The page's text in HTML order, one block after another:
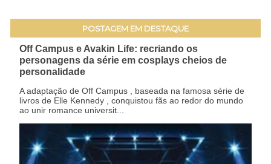
POSTAGEM EM DESTAQUE
Off Campus e Avakin Life: recriando os
personagens da série em cosplays cheios de
personalidade
A adaptação de Off Campus , baseada na famosa série de
livros de Elle Kennedy , conquistou fãs ao redor do mundo
ao unir romance universit...